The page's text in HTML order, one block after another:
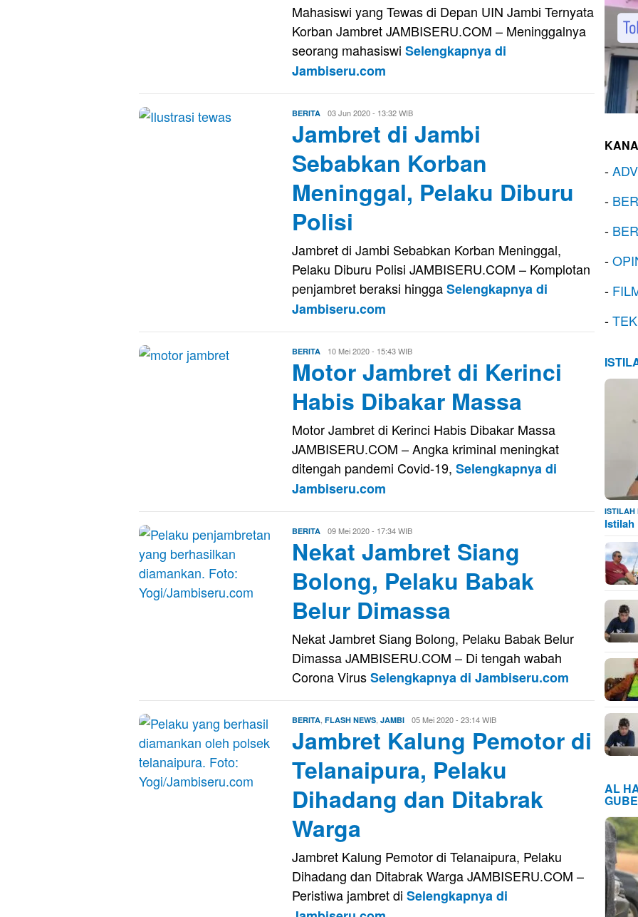
Mahasiswi yang Tewas di Depan UIN Jambi Ternyata
Korban Jambret JAMBISERU.COM – Meninggalnya
seorang mahasiswi Selengkapnya di
Jambiseru.com
BERITA Eri
Saputra
03 Jun 2020 - 13:32 WIB
Jambret di Jambi
Sebabkan Korban
Meninggal, Pelaku Diburu
Polisi
Jambret di Jambi Sebabkan Korban Meninggal,
Pelaku Diburu Polisi JAMBISERU.COM – Komplotan
penjambret beraksi hinggaSelengkapnya di
Jambiseru.com
BERITA Eri10 Mei 2020 - 15:43 WIB
Motor Jambret di Kerinci
Habis Dibakar Massa
Motor Jambret di Kerinci Habis Dibakar Massa
JAMBISERU.COM – Angka kriminal meningkat
ditengah pandemi Covid-19, Selengkapnya di
Jambiseru.com
BERITA Evo
Kusnady
09 Mei 2020 - 17:34 WIB
Nekat Jambret Siang
Bolong, Pelaku Babak
Belur Dimassa
Nekat Jambret Siang Bolong, Pelaku Babak Belur
Dimassa JAMBISERU.COM – Di tengah wabah
Corona VirusSelengkapnya di Jambiseru.com
BERITA FLASH NEWS JAMBI Evo
Kusnady
05 Mei 2020 - 23:14 WIB
Jambret Kalung Pemotor di
Telanaipura, Pelaku
Dihadang dan Ditabrak
Warga
Jambret Kalung Pemotor di Telanaipura, Pelaku
Dihadang dan Ditabrak Warga JAMBISERU.COM –
Peristiwa jambret di Selengkapnya di
-
-
-
-
-
-
ISTILAH
Istilah
AL